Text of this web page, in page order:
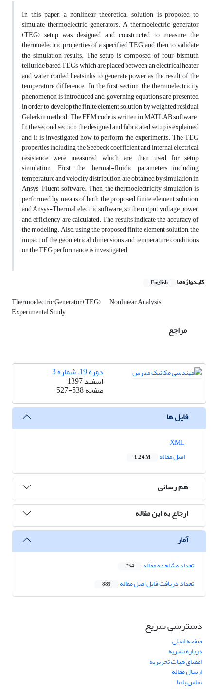
In this paper, a nonlinear theoretical solution is proposed to
simulate thermoelectric generators. A thermoelectric generator
(TEG) setup was designed and constructed to measure the
thermoelectric properties of a specified TEG, and, then, to validate
the simulation results. The setup is composed of four bismuth
telluride based TEGs, which are placed between an electrical heater
and water cooled heatsinks to generate power as the result of the
temperature difference. In the first section, the thermoelectricity
phenomenon is introduced and governing equations are presented
in order to develop the finite element solution by weighted residual
Galerkin method. The FEM code is written in MATLAB software.
In the second section, the designed and fabricated setup is explained
and it is investigated how to perform the experiments. The TEG
properties including the Seebeck coefficient and internal electrical
resistance were measured, which are, then, used for setup
simulation. First, the thermal-fluidic parameters including
temperature and velocity distribution are obtained by simulation in
Ansys-Fluent software. Then, the thermoelectricity simulation is
performed by means of both the proposed finite element solution,
and Ansys-Thermal electric software; so, the output voltage, power,
and efficiency are calculated. The results indicate the accuracy of
the modeling. Also, using the proposed finite element solution, the
impact of the geometrical dimensions and temperature conditions
on the TEG performance is investigated.
کلیدواژه‌ها English
Thermoelectric Generator (TEG) Nonlinear Analysis
Experimental Study
مراجع
دوره 19، شماره 3
اسفند 1397
صفحه527-538
فایل ها
اصل مقاله
1.24 M
هم رسانی
ارجاع به این مقاله
آمار
تعداد مشاهده مقاله 754
تعداد دریافت فایل اصل مقاله 889
دسترسی سریع
صفحه اصلی
درباره نشریه
اعضای هیات تحریریه
ارسال مقاله
تماس با ما